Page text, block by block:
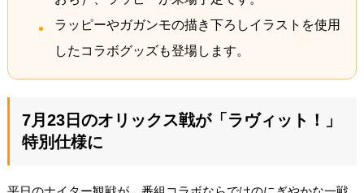
ラッピーやガガンモの描き下ろしイラストを使用
したコラボグッズも登場します。
7月23日のオリックス戦が「ラヴィット！」
特別仕様に